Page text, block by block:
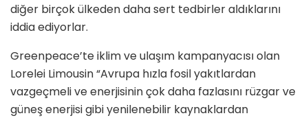
diğer birçok ülkeden daha sert tedbirler aldıklarını
iddia ediyorlar.
Greenpeace’te iklim ve ulaşım kampanyacısı olan
Lorelei Limousin “Avrupa hızla fosil yakıtlardan
vazgeçmeli ve enerjisinin çok daha fazlasını rüzgar ve
güneş enerjisi gibi yenilenebilir kaynaklardan